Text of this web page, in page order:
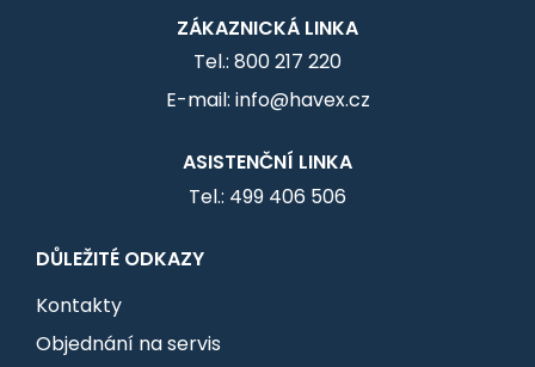
ZÁKAZNICKÁ LINKA
Tel.: 800 217 220
E-mail: info@havex.cz
ASISTENČNÍ LINKA
Tel.: 499 406 506
DŮLEŽITÉ ODKAZY
Kontakty
Objednání na servis